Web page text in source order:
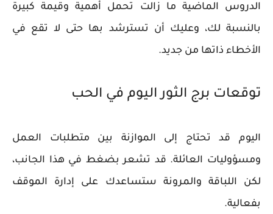
الدروس الماضية ما زالت تحمل أهمية وقيمة كبيرة
بالنسبة لك، وعليك أن تسترشد بها حتى لا تقع في
الأخطاء ذاتها من جديد.
توقعات برج الثور اليوم في الحب
اليوم قد تحتاج إلى الموازنة بين متطلبات العمل
ومسؤوليات العائلة. قد تشعر بضغط في هذا الجانب،
لكن اللباقة والمرونة ستساعدك على إدارة الموقف
بفعالية.